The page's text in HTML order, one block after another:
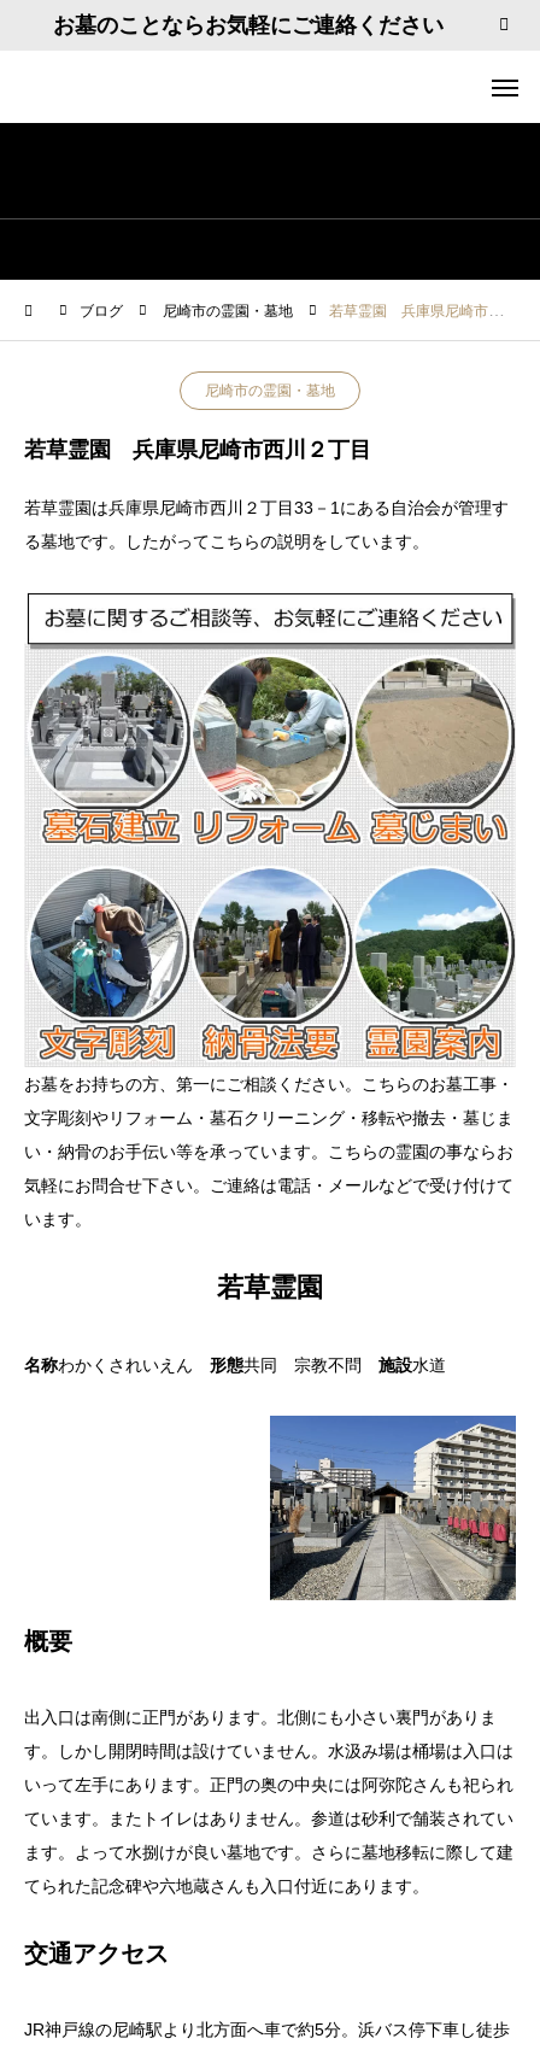
お墓のことならお気軽にご連絡ください
ブログ 尼崎市の霊園・墓地 若草霊園 兵庫県尼崎市西川２丁目
尼崎市の霊園・墓地
若草霊園 兵庫県尼崎市西川２丁目
若草霊園は兵庫県尼崎市西川２丁目33－1にある自治会が管理す
る墓地です。したがってこちらの説明をしています。
お墓をお持ちの方、第一にご相談ください。こちらのお墓工事・
文字彫刻やリフォーム・墓石クリーニング・移転や撤去・墓じま
い・納骨のお手伝い等を承っています。こちらの霊園の事ならお
気軽にお問合せ下さい。ご連絡は電話・メールなどで受け付けて
います。
若草霊園
名称わかくされいえん 形態共同 宗教不問 施設水道
概要
出入口は南側に正門があります。北側にも小さい裏門がありま
す。しかし開閉時間は設けていません。水汲み場は桶場は入口は
いって左手にあります。正門の奥の中央には阿弥陀さんも祀られ
ています。またトイレはありません。参道は砂利で舗装されてい
ます。よって水捌けが良い墓地です。さらに墓地移転に際して建
てられた記念碑や六地蔵さんも入口付近にあります。
交通アクセス
JR神戸線の尼崎駅より北方面へ車で約5分。浜バス停下車し徒歩